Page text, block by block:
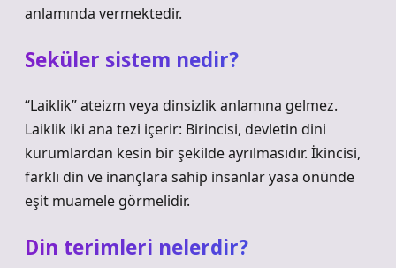
anlamında vermektedir.
Seküler sistem nedir?
“Laiklik” ateizm veya dinsizlik anlamına gelmez.
Laiklik iki ana tezi içerir: Birincisi, devletin dini
kurumlardan kesin bir şekilde ayrılmasıdır. İkincisi,
farklı din ve inançlara sahip insanlar yasa önünde
eşit muamele görmelidir.
Din terimleri nelerdir?